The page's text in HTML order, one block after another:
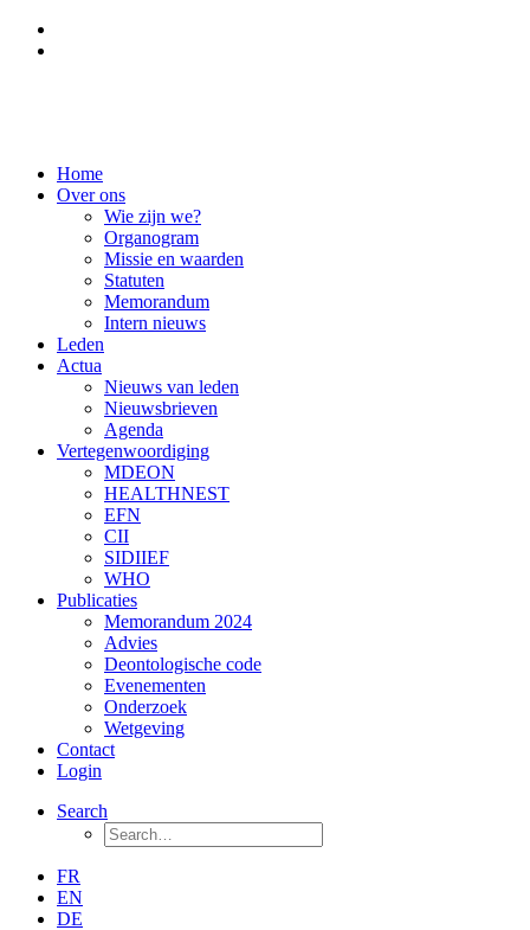
Home
Over ons
Wie zijn we?
Organogram
Missie en waarden
Statuten
Memorandum
Intern nieuws
Leden
Actua
Nieuws van leden
Nieuwsbrieven
Agenda
Vertegenwoordiging
MDEON
HEALTHNEST
EFN
CII
SIDIIEF
WHO
Publicaties
Memorandum 2024
Advies
Deontologische code
Evenementen
Onderzoek
Wetgeving
Contact
Login
Search
FR
EN
DE